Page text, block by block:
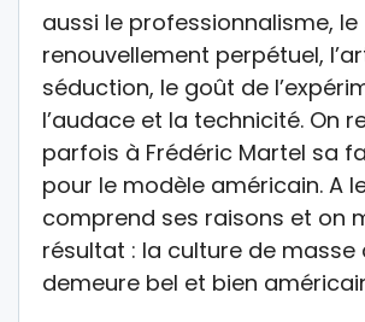
aussi le professionnalisme, le
renouvellement perpétuel,
séduction, le goût de
l’audace et la technicité. On
parfois à Frédéric Martel sa
pour le modèle américain. A
comprend ses raisons et on
résultat : la culture de
demeure bel et bien